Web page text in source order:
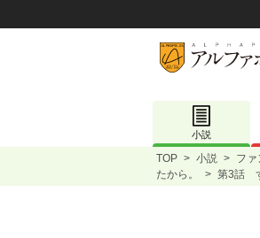
小説
TOP > 小説 > フ
たから。
> 第3話